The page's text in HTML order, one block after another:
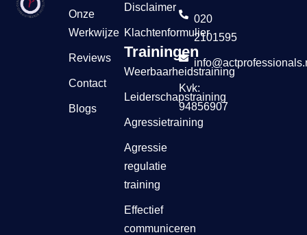
Onze
Werkwijze
Reviews
Contact
Blogs
Disclaimer
Klachtenformulier
Trainingen
Weerbaarheidstraining
Leiderschapstraining
Agressietraining
Agressie
regulatie
training
Effectief
communiceren
020
2101595
Kvk:
94856907